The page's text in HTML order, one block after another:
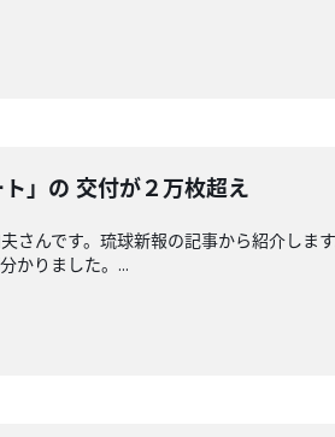
」の 交付が２万枚超え
さんです。琉球新報の記事から紹介しま
かりました。...